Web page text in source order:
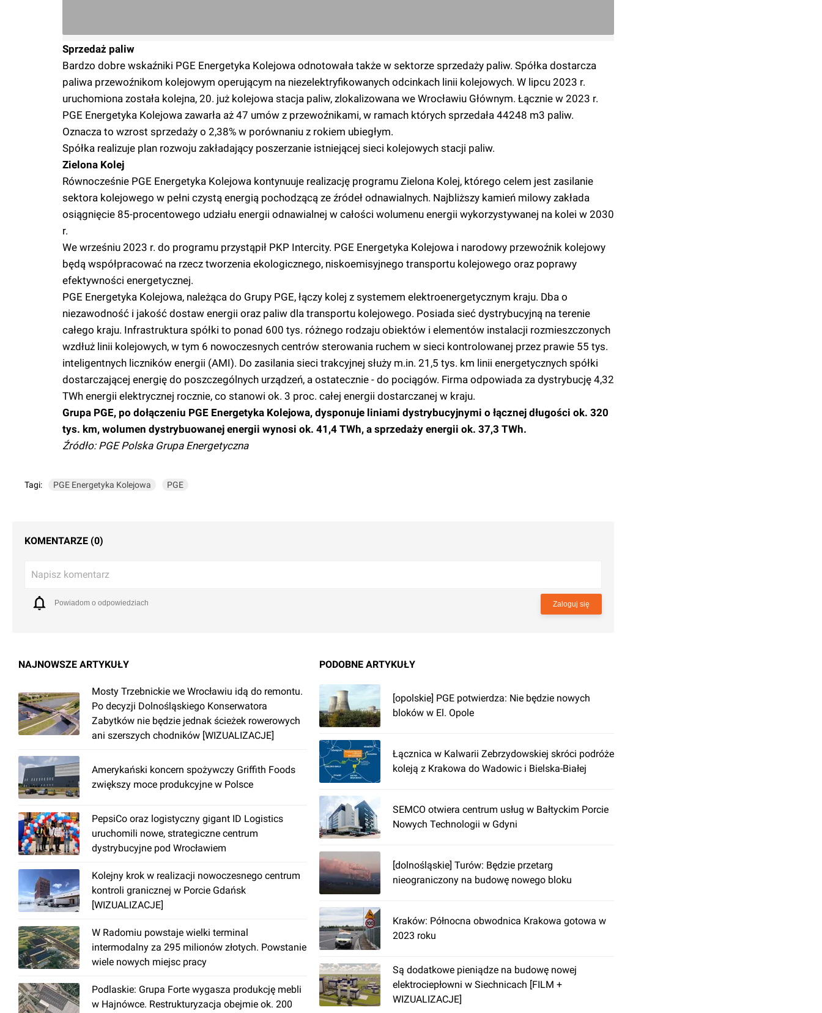
Sprzedaż paliw
Bardzo dobre wskaźniki PGE Energetyka Kolejowa odnotowała także w sektorze sprzedaży paliw. Spółka dostarcza
paliwa przewoźnikom kolejowym operującym na niezelektryfikowanych odcinkach linii kolejowych. W lipcu 2023 r.
uruchomiona została kolejna, 20. już kolejowa stacja paliw, zlokalizowana we Wrocławiu Głównym. Łącznie w 2023 r.
PGE Energetyka Kolejowa zawarła aż 47 umów z przewoźnikami, w ramach których sprzedała 44248 m3 paliw.
Oznacza to wzrost sprzedaży o 2,38% w porównaniu z rokiem ubiegłym.
Spółka realizuje plan rozwoju zakładający poszerzanie istniejącej sieci kolejowych stacji paliw.
Zielona Kolej
Równocześnie PGE Energetyka Kolejowa kontynuuje realizację programu Zielona Kolej, którego celem jest zasilanie
sektora kolejowego w pełni czystą energią pochodzącą ze źródeł odnawialnych. Najbliższy kamień milowy zakłada
osiągnięcie 85-procentowego udziału energii odnawialnej w całości wolumenu energii wykorzystywanej na kolei w 2030
r.
We wrześniu 2023 r. do programu przystąpił PKP Intercity. PGE Energetyka Kolejowa i narodowy przewoźnik kolejowy
będą współpracować na rzecz tworzenia ekologicznego, niskoemisyjnego transportu kolejowego oraz poprawy
efektywności energetycznej.
PGE Energetyka Kolejowa, należąca do Grupy PGE, łączy kolej z systemem elektroenergetycznym kraju. Dba o
niezawodność i jakość dostaw energii oraz paliw dla transportu kolejowego. Posiada sieć dystrybucyjną na terenie
całego kraju. Infrastruktura spółki to ponad 600 tys. różnego rodzaju obiektów i elementów instalacji rozmieszczonych
wzdłuż linii kolejowych, w tym 6 nowoczesnych centrów sterowania ruchem w sieci kontrolowanej przez prawie 55 tys.
inteligentnych liczników energii (AMI). Do zasilania sieci trakcyjnej służy m.in. 21,5 tys. km linii energetycznych spółki
dostarczającej energię do poszczególnych urządzeń, a ostatecznie - do pociągów. Firma odpowiada za dystrybucję 4,32
TWh energii elektrycznej rocznie, co stanowi ok. 3 proc. całej energii dostarczanej w kraju.
Grupa PGE, po dołączeniu PGE Energetyka Kolejowa, dysponuje liniami dystrybucyjnymi o łącznej długości ok. 320
tys. km, wolumen dystrybuowanej energii wynosi ok. 41,4 TWh, a sprzedaży energii ok. 37,3 TWh.
Źródło: PGE Polska Grupa Energetyczna
Tagi: PGE Energetyka Kolejowa PGE
KOMENTARZE (0)
Napisz komentarz
Powiadom o odpowiedziach Zaloguj się
NAJNOWSZE ARTYKUŁY
Mosty Trzebnickie we Wrocławiu idą do remontu.
Po decyzji Dolnośląskiego Konserwatora
Zabytków nie będzie jednak ścieżek rowerowych
ani szerszych chodników [WIZUALIZACJE]
Amerykański koncern spożywczy Griffith Foods
zwiększy moce produkcyjne w Polsce
PepsiCo oraz logistyczny gigant ID Logistics
uruchomili nowe, strategiczne centrum
dystrybucyjne pod Wrocławiem
Kolejny krok w realizacji nowoczesnego centrum
kontroli granicznej w Porcie Gdańsk
[WIZUALIZACJE]
W Radomiu powstaje wielki terminal
intermodalny za 295 milionów złotych. Powstanie
wiele nowych miejsc pracy
Podlaskie: Grupa Forte wygasza produkcję mebli
w Hajnówce. Restrukturyzacja obejmie ok. 200
PODOBNE ARTYKUŁY
[opolskie] PGE potwierdza: Nie będzie nowych
bloków w El. Opole
Łącznica w Kalwarii Zebrzydowskiej skróci podróże
koleją z Krakowa do Wadowic i Bielska-Białej
SEMCO otwiera centrum usług w Bałtyckim Porcie
Nowych Technologii w Gdyni
[dolnośląskie] Turów: Będzie przetarg
nieograniczony na budowę nowego bloku
Kraków: Północna obwodnica Krakowa gotowa w
2023 roku
Są dodatkowe pieniądze na budowę nowej
elektrociepłowni w Siechnicach [FILM +
WIZUALIZACJE]